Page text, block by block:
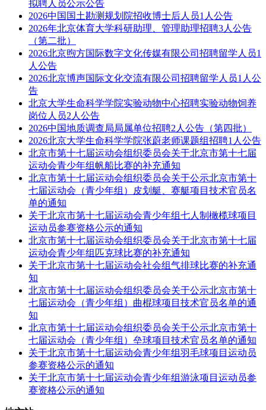
拟聘人员公示公告
2026中国国土勘测规划院招收博士后人员1人公告
2026年北京体育大学科研助理、管理助理招聘3人公告
（第二批）
2026北京煦方国际数字文化传媒有限公司招聘留学人员1
人公告
2026北京博声国际文化交流有限公司招聘留学人员1人公
告
北京大学生命科学学院实验动物中心招聘实验动物饲养
岗位人员2人公告
2026中国地质调查局局属单位招聘2人公告（第四批）
2026北京大学生命科学学院张蔚老师课题组招聘1人公告
北京市第十七届运动会组织委员会关于北京市第十七届
运动会青少年组帆船比赛的补充通知
北京市第十七届运动会组织委员会关于公示北京市第十
七届运动会（青少年组）皮划艇、赛艇项目技术官员名
单的通知
关于北京市第十七届运动会青少年组七人制橄榄球项目
运动员参赛资格公示的通知
北京市第十七届运动会组织委员会关于北京市第十七届
运动会青少年组匹克球比赛的补充通知
关于北京市第十七届运动会社会组气排球比赛的补充通
知
北京市第十七届运动会组织委员会关于公示北京市第十
七届运动会（青少年组）曲棍球项目技术官员名单的通
知
北京市第十七届运动会组织委员会关于公示北京市第十
七届运动会（青少年组）垒球项目技术官员名单的通知
关于北京市第十七届运动会青少年组羽毛球项目运动员
参赛资格公示的通知
关于北京市第十七届运动会青少年组游泳项目运动员参
赛资格公示的通知